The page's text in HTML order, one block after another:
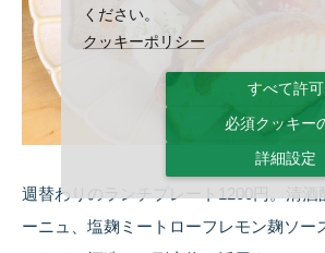
週替わりのランチプレート1200円。清
ーニュ、塩麹ミートローフレモン麹ソー
ください。
クッキーポリシー
すべて許可
必須クッキー
詳細設定